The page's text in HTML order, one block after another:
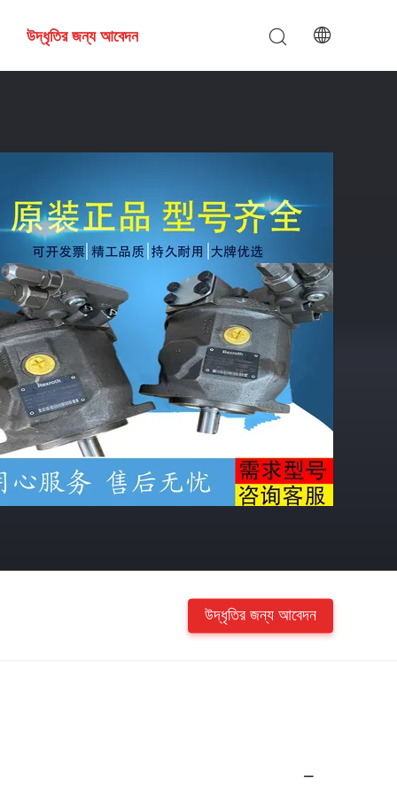
উদ্ধৃতির জন্য আবেদন
উদ্ধৃতির জন্য আবেদন